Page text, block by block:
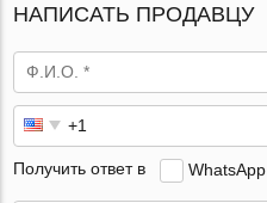
НАПИСАТЬ ПРОДАВЦУ
Получить ответ в WhatsApp